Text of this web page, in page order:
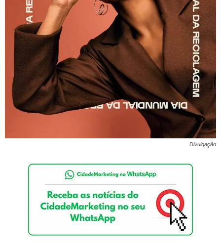
Divulgação